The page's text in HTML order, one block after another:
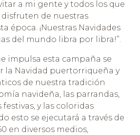
a mi gente y todos los que
disfruten de nuestras
época. ¡Nuestras Navidades
del mundo libra por libra!”.
impulsa esta campaña se
la Navidad puertorriqueña y
de nuestra tradición
navideña, las parrandas,
festivas, y las coloridas
esto se ejecutará a través de
en diversos medios,